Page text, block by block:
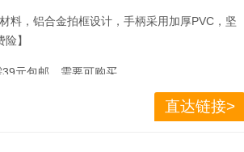
料，铝合金拍框设计，手柄采用加厚PVC，坚
】
元包邮，需要可购买。
￥ 直达链接>